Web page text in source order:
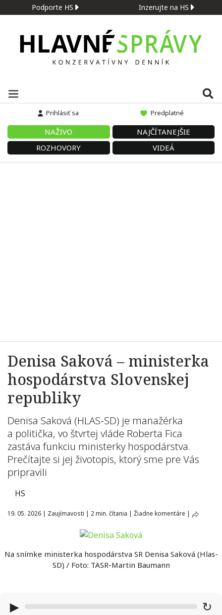
Podporte HS Inzerujte na HS
Prihlásiť sa Predplatné
NAŽIVO
NAJČÍTANEJŠIE
ROZHOVORY
VIDEÁ
Denisa Saková – ministerka
hospodárstva Slovenskej
republiky
Denisa Saková (HLAS-SD) je manažérka
a politička, vo štvrtej vláde Roberta Fica
zastáva funkciu ministerky hospodárstva.
Prečítajte si jej životopis, ktorý sme pre Vás
pripravili
HS
19. 05. 2026 | Zaujímavosti | 2 min. čítania | Žiadne komentáre |
Na snímke ministerka hospodárstva SR Denisa Saková (Hlas-
SD) / Foto: TASR-Martin Baumann
▶ ↻